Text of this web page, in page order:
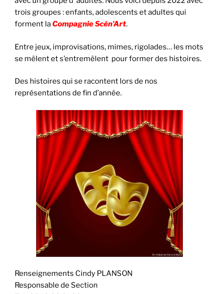
trois groupes : enfants, adolescents et adultes qui
forment laCompagnie Scén’Art.
Entre jeux, improvisations, mimes, rigolades… les mots
se mêlent et s’entremêlent pour former des histoires.
Des histoires qui se racontent lors de nos
représentations de fin d’année.
Renseignements Cindy PLANSON
Responsable de Section